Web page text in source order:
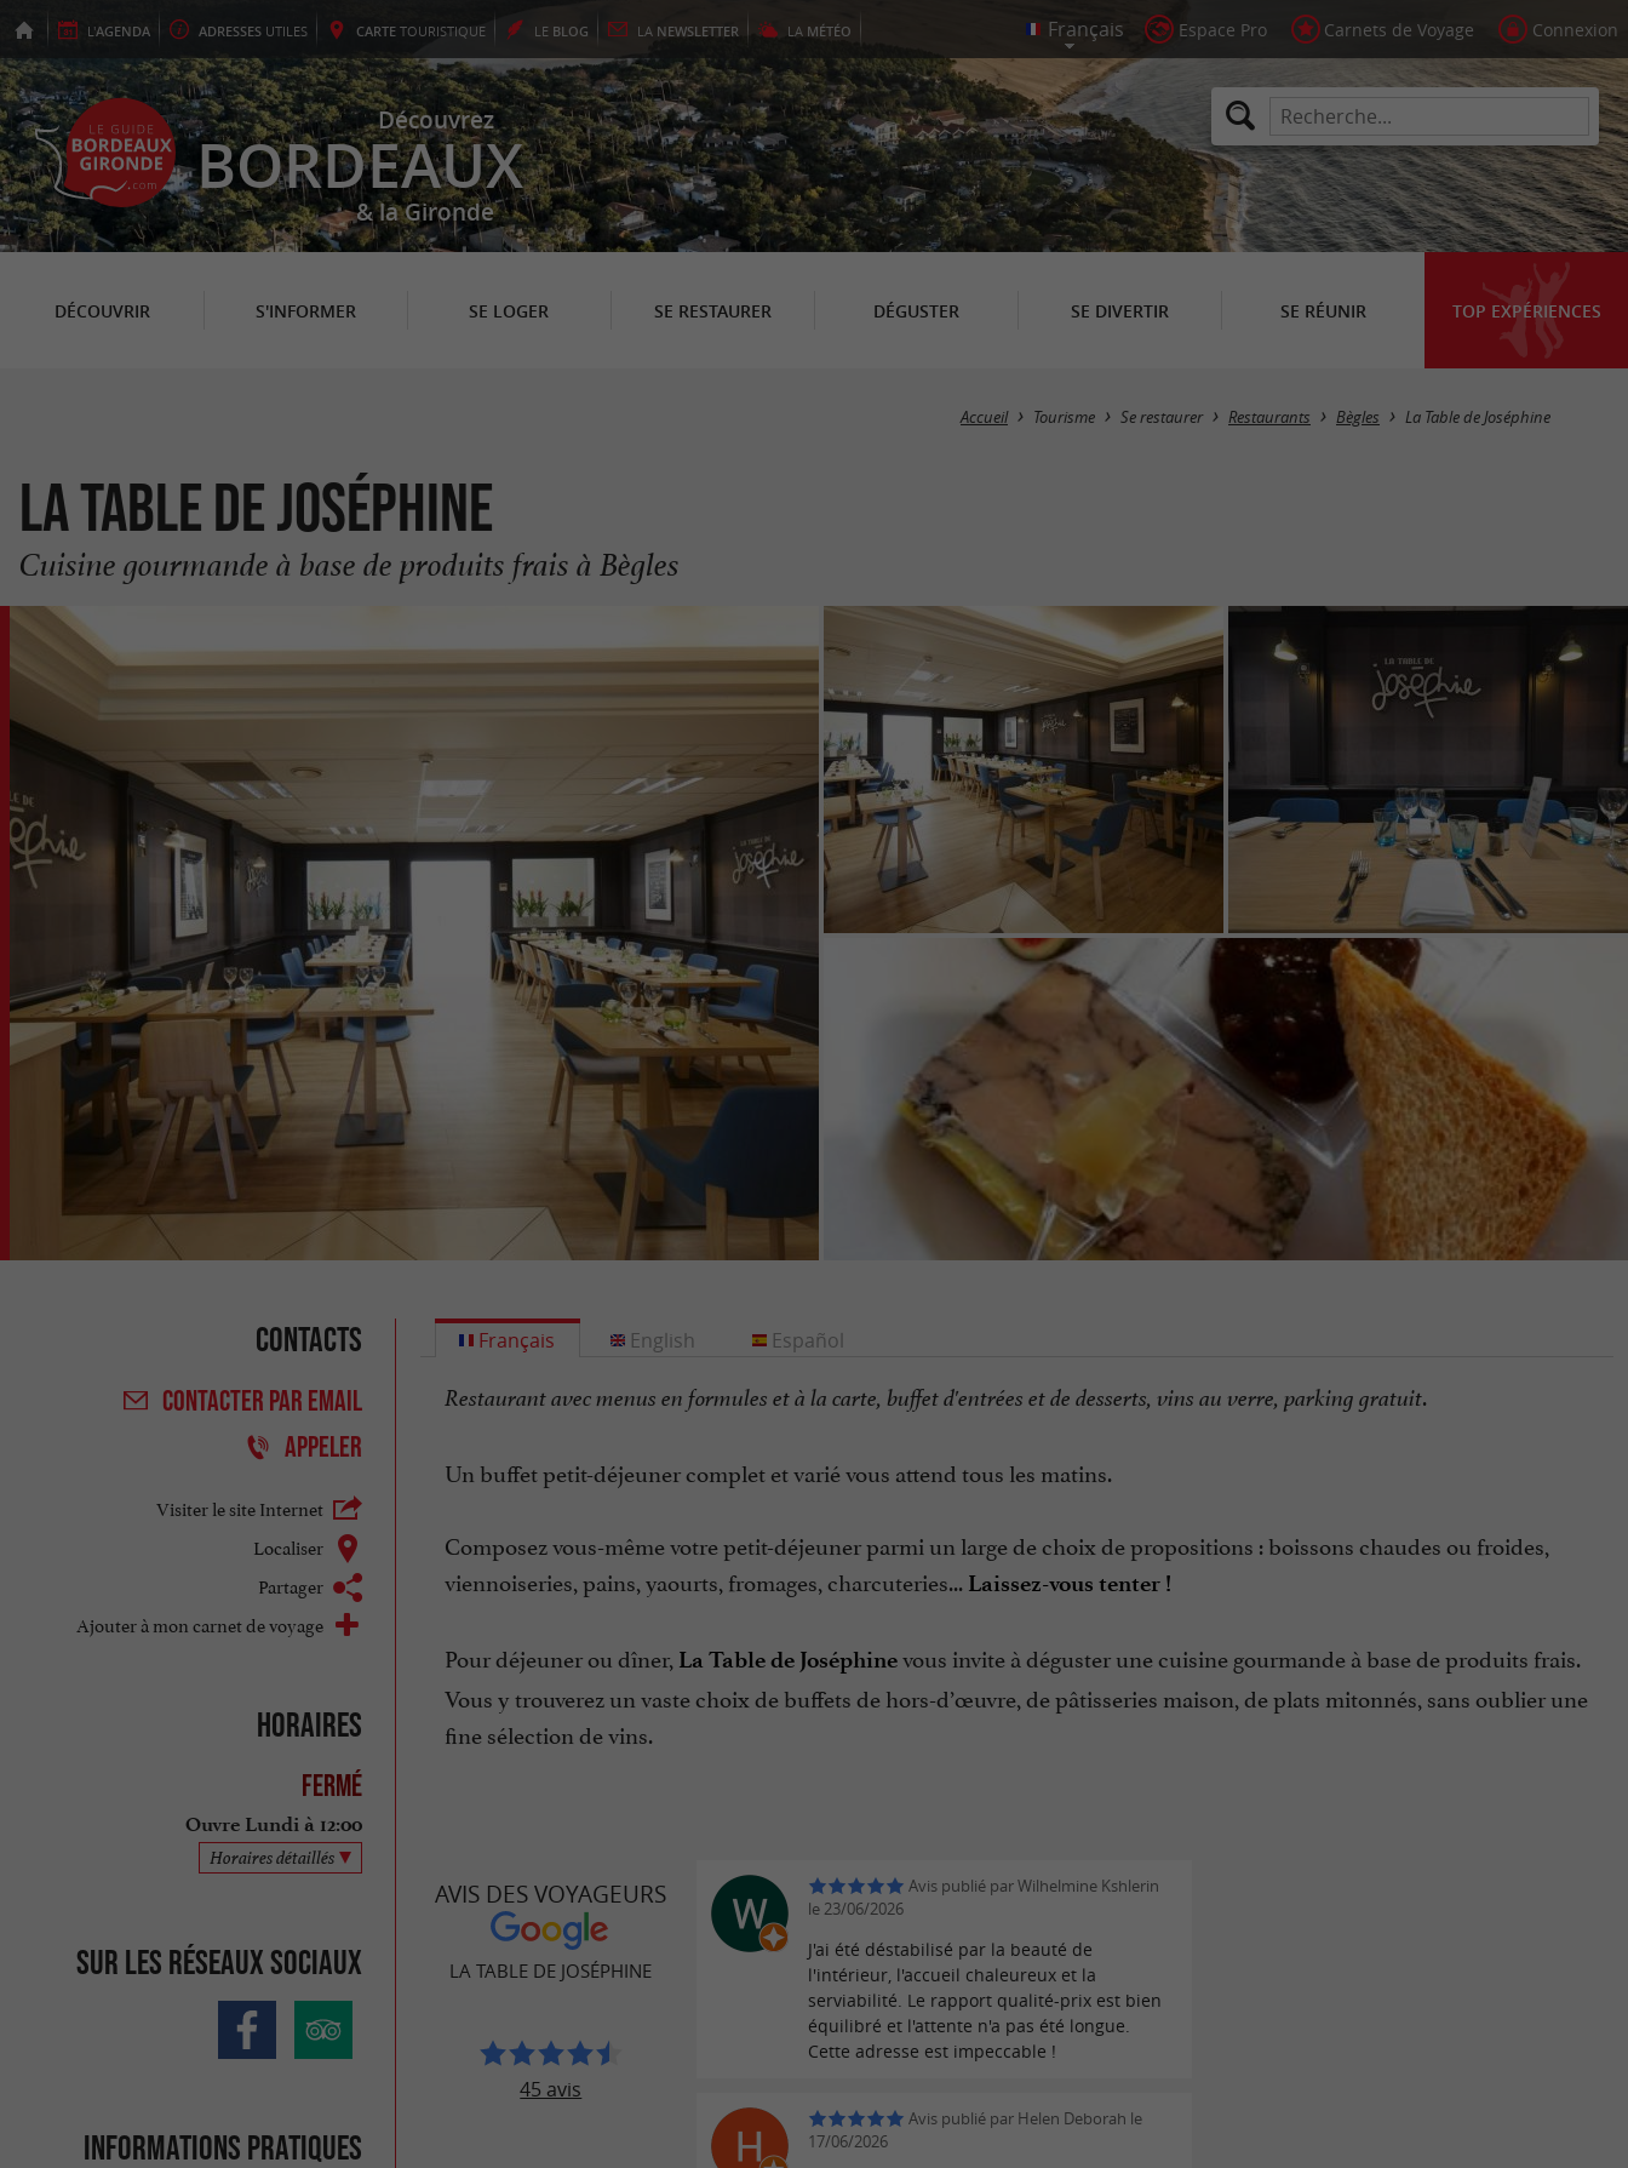
L'AGENDA ADRESSES UTILES CARTE TOURISTIQUE LE BLOG LA NEWSLETTER LA MÉTÉO Espace Pro Carnets de Voyage Connexion
Découvrez
BORDEAUX
& la Gironde
DÉCOUVRIR S'INFORMER SE LOGER SE RESTAURER DÉGUSTER SE DIVERTIR SE RÉUNIR TOP EXPÉRIENCES
Accueil Tourisme Se restaurer Restaurants Bègles La Table de Joséphine
La Table de Joséphine
Cuisine gourmande à base de produits frais à Bègles
Contacts
CONTACTER PAR EMAIL
APPELER
Visiter le site Internet
Localiser
Partager
Ajouter à mon carnet de voyage
Horaires
Fermé
Ouvre Lundi à 12:00
Horaires détaillés
Sur les réseaux sociaux
Informations pratiques
Français
Restaurant avec menus en formules et à la carte, buffet d'entrées et de desserts, vins au verre, parking gratuit.
Un buffet petit-déjeuner complet et varié vous attend tous les matins.
Composez vous-même votre petit-déjeuner parmi un large de choix de propositions : boissons chaudes ou froides,
viennoiseries, pains, yaourts, fromages, charcuteries... Laissez-vous tenter !
Pour déjeuner ou dîner, La Table de Joséphinevous invite à déguster une cuisine gourmande à base de produits frais.
Vous y trouverez un vaste choix de buffets de hors-d’œuvre, de pâtisseries maison, de plats mitonnés, sans oublier une
fine sélection de vins.
English Español
AVIS DES VOYAGEURS
LA TABLE DE JOSÉPHINE
45 avis
Avis publié par Wilhelmine Kshlerin
le 23/06/2026
J'ai été déstabilisé par la beauté de
l'intérieur, l'accueil chaleureux et la
serviabilité. Le rapport qualité-prix est bien
équilibré et l'attente n'a pas été longue.
Cette adresse est impeccable !
Avis publié par Helen Deborah le
17/06/2026